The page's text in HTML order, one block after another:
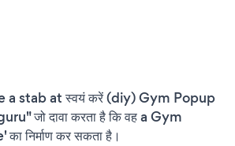
a stab at स्वयं करें (diy) Gym Popup
जो दावा करता है कि वह a Gym
निर्माण कर सकता है।